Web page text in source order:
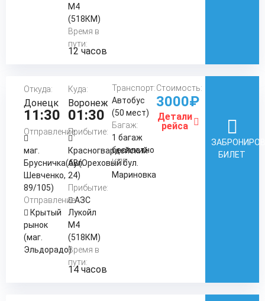
М4
(518КМ)
Время в
пути:
12 часов
Откуда:
Донецк
11:30
Отправление:
маг.
Брусничка(бул.
Шевченко,
89/105)
Отправление:
Крытый
рынок
(маг.
Эльдорадо)
Куда:
Воронеж
01:30
Прибытие:
Красногвардейский
АВ(Ореховый бул.
24)
Прибытие:
АЗС
Лукойл
М4
(518КМ)
Время в
пути:
14 часов
Транспорт:
Автобус
(50 мест)
Багаж:
1 багаж
бесплатно
КПП:
Мариновка
Стоимость:
3000₽
Детали
рейса
БИЛЕТ